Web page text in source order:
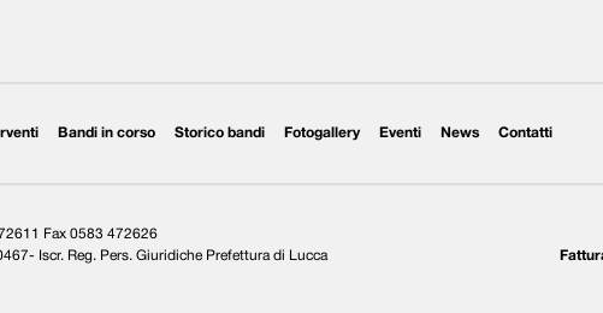
Bandi in corso Storico bandi Fotogallery Eventi News Contatti
Fax 0583 472626
Iscr. Reg. Pers. Giuridiche Prefettura di Lucca